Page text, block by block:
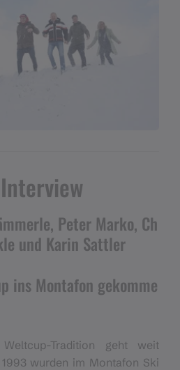
Peter Marko, Ch
und Karin Sattler
ins Montafon gekomme
Tradition geht weit
wurden im Montafon Ski